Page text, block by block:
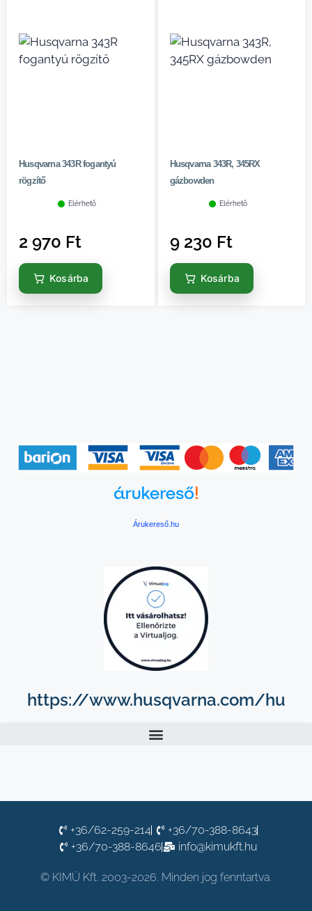
Husqvarna 343R fogantyú
rögzítő
Elérhető
2 970 Ft
Kosárba
Husqvarna 343R, 345RX
gázbowden
Elérhető
9 230 Ft
Kosárba
Árukereső.hu
https://www.husqvarna.com/hu
© KIMÜ Kft. 2003-2026. Minden jog fenntartva.
+36/62-259-214
+36/70-388-8643
+36/70-388-8646
info@kimukft.hu